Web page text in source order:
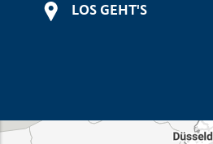
LOS GEHT'S